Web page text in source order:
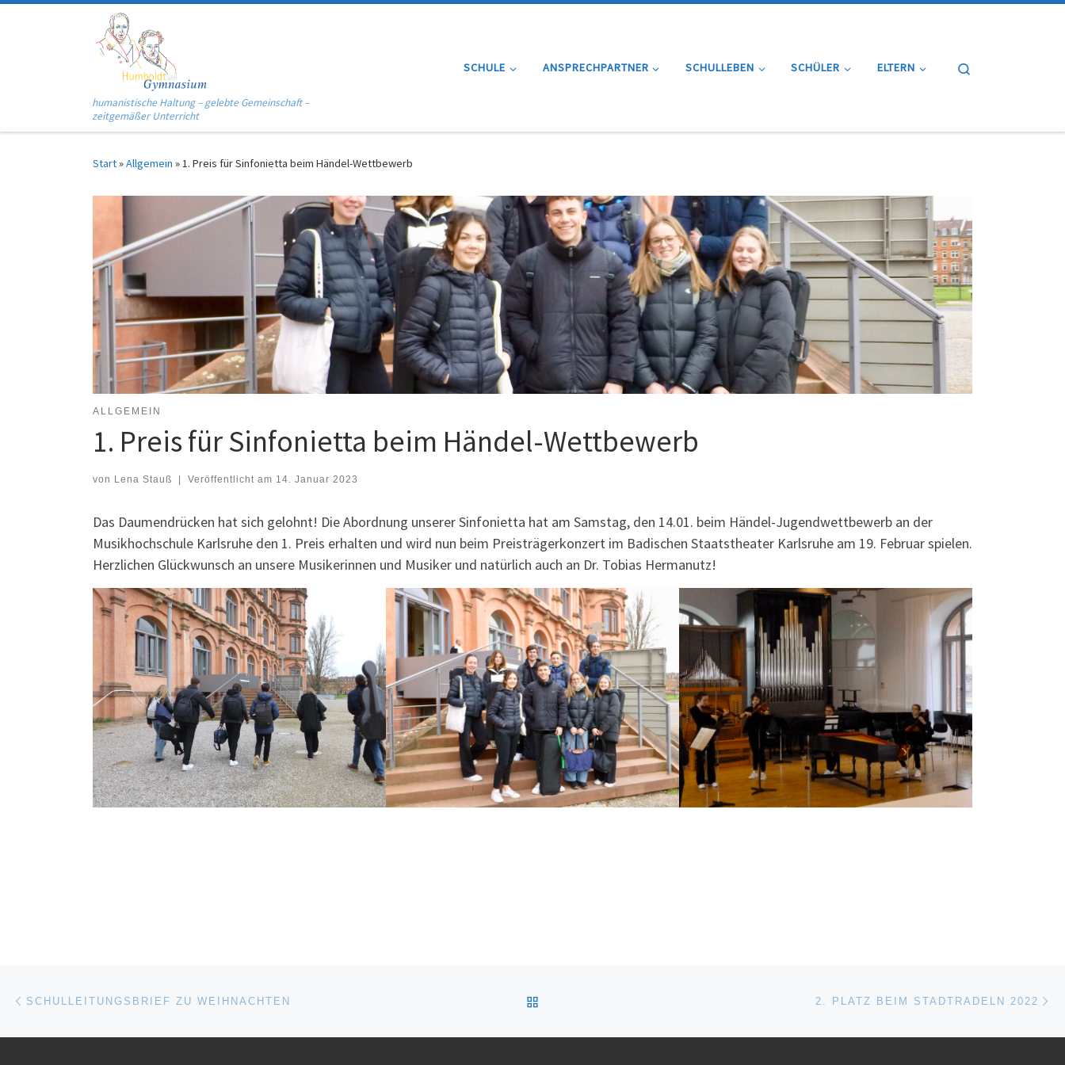
Zum Inhalt springen
humanistische Haltung – gelebte Gemeinschaft –
zeitgemäßer Unterricht
SCHULE ANSPRECHPARTNER SCHULLEBEN SCHÜLER ELTERN
Start»Allgemein »1. Preis für Sinfonietta beim Händel-Wettbewerb
ALLGEMEIN
1. Preis für Sinfonietta beim Händel-Wettbewerb
von Lena Stauß | Veröffentlicht am 14. Januar 2023
Das Daumendrücken hat sich gelohnt! Die Abordnung unserer Sinfonietta hat am Samstag, den 14.01. beim Händel-Jugendwettbewerb an der
Musikhochschule Karlsruhe den 1. Preis erhalten und wird nun beim Preisträgerkonzert im Badischen Staatstheater Karlsruhe am 19. Februar spielen.
Herzlichen Glückwunsch an unsere Musikerinnen und Musiker und natürlich auch an Dr. Tobias Hermanutz!
Beitragsnavigation
SCHULLEITUNGSBRIEF ZU WEIHNACHTEN 2. PLATZ BEIM STADTRADELN 2022